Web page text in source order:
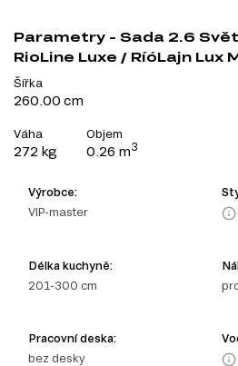
Parametry - Sada 2.6
RioLine Luxe / RíóLajn Lux
Šířka
260.00 cm
Váha
272 kg
Objem
0.26 m3
Výrobce:
VIP-master
Délka kuchyně:
201-300 cm
Pracovní deska:
bez desky